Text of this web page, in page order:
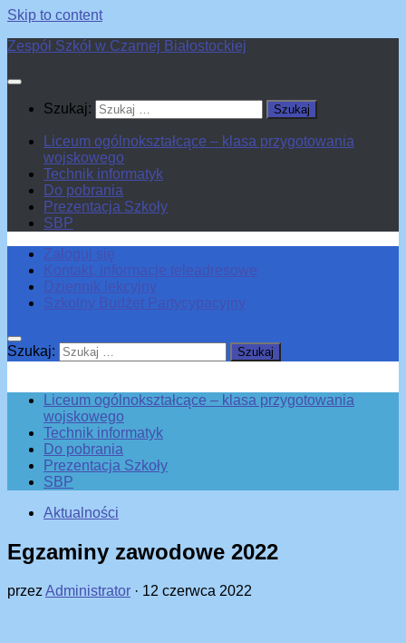
Skip to content
Zespół Szkół w Czarnej Białostockiej
Szukaj:
Liceum ogólnokształcące – klasa przygotowania
wojskowego
Technik informatyk
Do pobrania
Prezentacja Szkoły
SBP
Zaloguj się
Kontakt, informacje teleadresowe
Dziennik lekcyjny
Szkolny Budżet Partycypacyjny
Szukaj:
Liceum ogólnokształcące – klasa przygotowania
wojskowego
Technik informatyk
Do pobrania
Prezentacja Szkoły
SBP
Aktualności
Egzaminy zawodowe 2022
przez Administrator · 12 czerwca 2022